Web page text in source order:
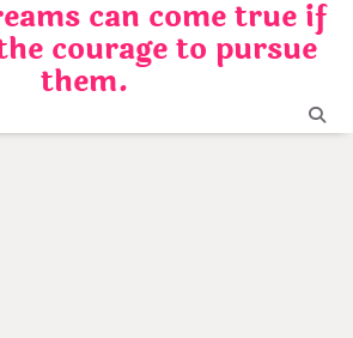
can come true if
courage to pursue
them.